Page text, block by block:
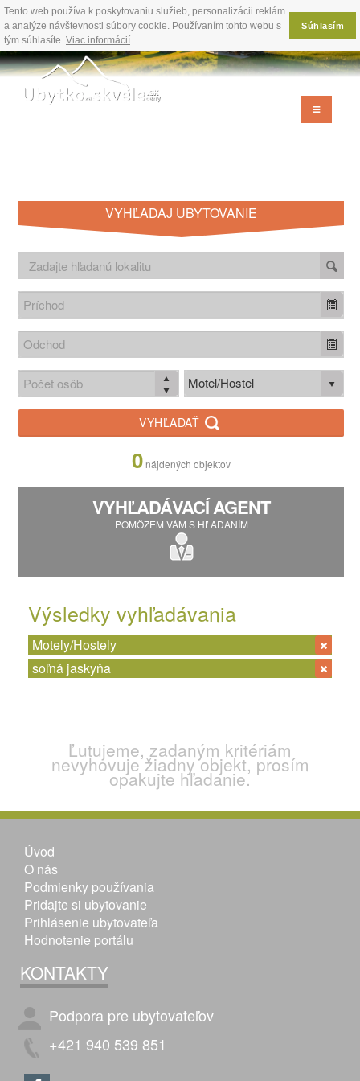
Tento web používa k poskytovaniu služieb, personalizácii reklám
a analýze návštevnosti súbory cookie. Používaním tohto webu s
tým súhlasíte. Viac informácií
Súhlasím
VYHĽADAJ UBYTOVANIE
Motel/Hostel
VYHĽADAŤ
0 nájdených objektov
VYHĽADÁVACÍ AGENT
POMÔŽEM VÁM S HĽADANÍM
Výsledky vyhľadávania
Motely/Hostely
soľná jaskyňa
Ľutujeme, zadaným kritériám
nevyhovuje žiadny objekt, prosím
opakujte hľadanie.
Úvod
O nás
Podmienky používania
Pridajte si ubytovanie
Prihlásenie ubytovateľa
Hodnotenie portálu
KONTAKTY
Podpora pre ubytovateľov
+421 940 539 851